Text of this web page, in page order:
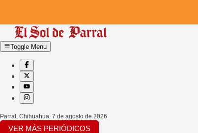
Toggle Menu
Parral, Chihuahua 7 de agosto de 2026
VER MÁS PERIÓDICOS